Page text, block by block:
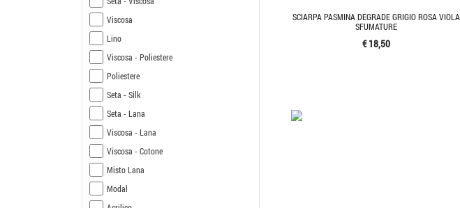
Viscosa
Lino
Viscosa - Poliestere
Poliestere
Seta - Silk
Seta - Lana
Viscosa - Lana
Viscosa - Cotone
Misto Lana
Modal
SCIARPA PASMINA DEGRADE GRIGIO ROSA VIOLA
SFUMATURE
€ 18,50